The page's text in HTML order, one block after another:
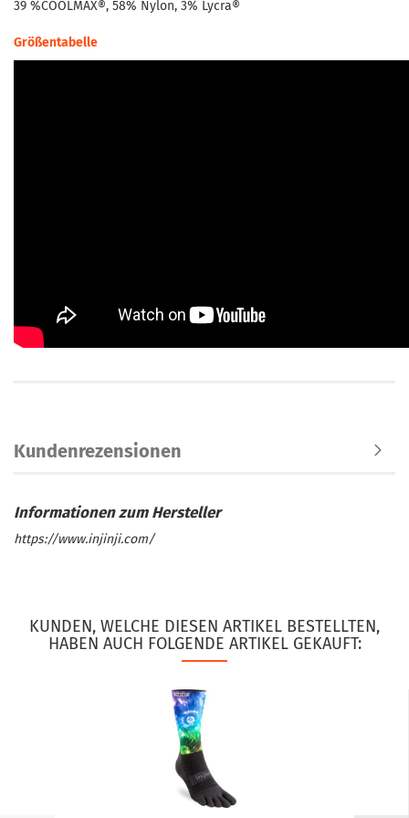
39 %COOLMAX®, 58% Nylon, 3% Lycra®
Größentabelle
Kundenrezensionen
https://www.injinji.com/
KUNDEN, WELCHE DIESEN ARTIKEL BESTELLTEN,
HABEN AUCH FOLGENDE ARTIKEL GEKAUFT: